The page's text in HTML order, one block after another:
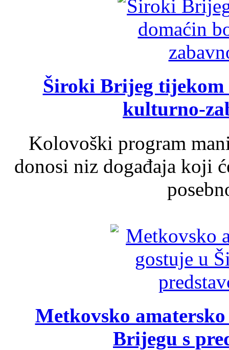
Široki Brijeg tijekom
kulturno-
Kolovoški program
donosi niz događaja koji
Metkovsko
Brijegu s